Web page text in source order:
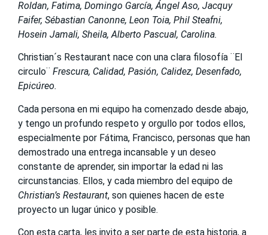
Roldan, Fatima, Domingo García, Ángel Aso, Jacquy
Faifer, Sébastian Canonne, Leon Toia, Phil Steafni,
Hosein Jamali, Sheila, Alberto Pascual, Carolina.
Christian´s Restaurant nace con una clara filosofía ¨El
circulo¨ Frescura, Calidad, Pasión, Calidez, Desenfado,
Epicúreo.
Cada persona en mi equipo ha comenzado desde abajo,
y tengo un profundo respeto y orgullo por todos ellos,
especialmente por Fátima, Francisco, personas que han
demostrado una entrega incansable y un deseo
constante de aprender, sin importar la edad ni las
circunstancias. Ellos, y cada miembro del equipo de
Christian’s Restaurant, son quienes hacen de este
proyecto un lugar único y posible.
Con esta carta, les invito a ser parte de esta historia, a